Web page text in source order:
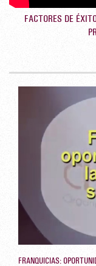
FACTORES DE
FRANQUICIAS: